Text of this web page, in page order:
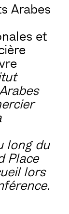
Arabes
et
long du
Place
lors